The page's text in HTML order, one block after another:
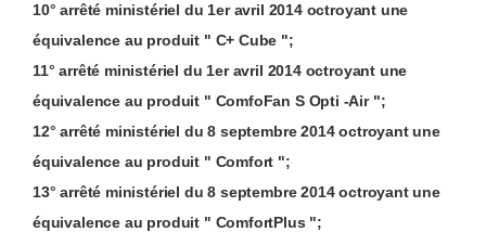
10°arrêté ministériel du 1eravril 2014 octroyant une
équivalence au produit " C+ Cube ";
11°arrêté ministériel du 1eravril 2014 octroyant une
équivalence au produit " ComfoFan S Opti -Air ";
12°arrêté ministériel du 8 septembre2014octroyant une
équivalence au produit " Comfort ";
13°arrêté ministériel du 8 septembre2014octroyant une
équivalence au produit " ComfortPlus ";